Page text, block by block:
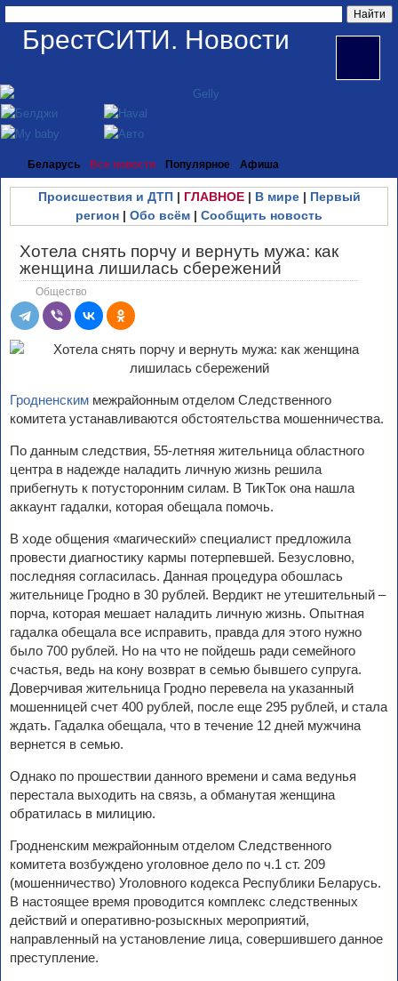
БрестСИТИ. Новости
Беларусь Все новости Популярное Афиша
Происшествия и ДТП| ГЛАВНОЕ| В мире| Первый
регион | Обо всём | Сообщить новость
Хотела снять порчу и вернуть мужа: как
женщина лишилась сбережений
Общество
Гродненским межрайонным отделом Следственного
комитета устанавливаются обстоятельства мошенничества.
По данным следствия, 55-летняя жительница областного
центра в надежде наладить личную жизнь решила
прибегнуть к потусторонним силам. В ТикТок она нашла
аккаунт гадалки, которая обещала помочь.
В ходе общения «магический» специалист предложила
провести диагностику кармы потерпевшей. Безусловно,
последняя согласилась. Данная процедура обошлась
жительнице Гродно в 30 рублей. Вердикт не утешительный –
порча, которая мешает наладить личную жизнь. Опытная
гадалка обещала все исправить, правда для этого нужно
было 700 рублей. Но на что не пойдешь ради семейного
счастья, ведь на кону возврат в семью бывшего супруга.
Доверчивая жительница Гродно перевела на указанный
мошенницей счет 400 рублей, после еще 295 рублей, и стала
ждать. Гадалка обещала, что в течение 12 дней мужчина
вернется в семью.
Однако по прошествии данного времени и сама ведунья
перестала выходить на связь, а обманутая женщина
обратилась в милицию.
Гродненским межрайонным отделом Следственного
комитета возбуждено уголовное дело по ч.1 ст. 209
(мошенничество) Уголовного кодекса Республики Беларусь.
В настоящее время проводится комплекс следственных
действий и оперативно-розыскных мероприятий,
направленный на установление лица, совершившего данное
преступление.